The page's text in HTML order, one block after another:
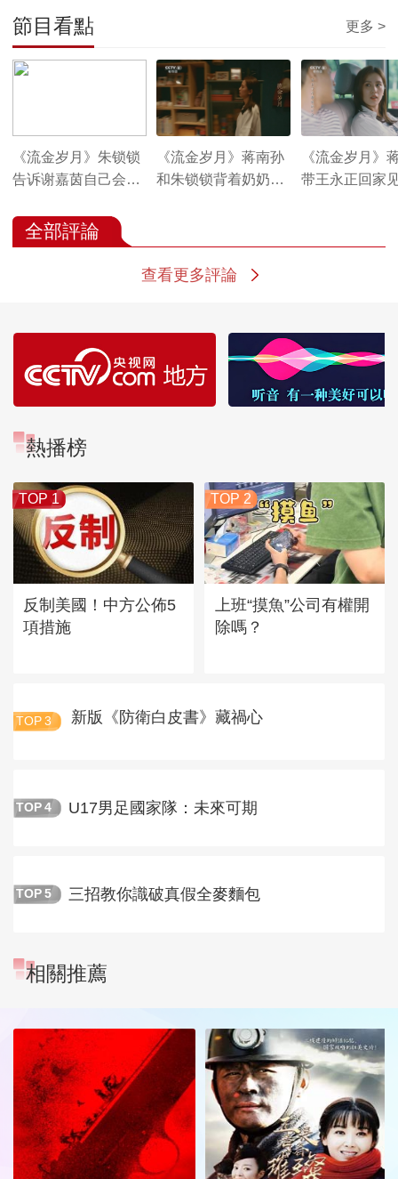
節目看點 更多 >
《流金岁月》朱锁锁
告诉谢嘉茵自己会拒
《流金岁月》蒋南孙
和朱锁锁背着奶奶躲
《流金岁月》
带王永正回家
全部評論
查看更多評論
熱播榜
TOP 1
反制美國！中方公佈5
項措施
TOP 2
上班“摸魚”公司有權開
除嗎？
TOP 3 新版《防衛白皮書》藏禍心
TOP 4 U17男足國家隊：未來可期
TOP 5 三招教你識破真假全麥麵包
相關推薦